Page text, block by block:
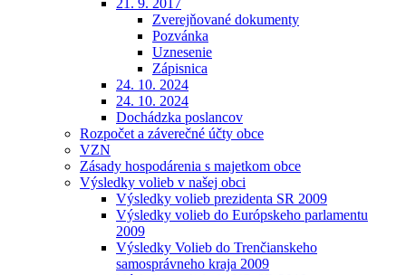
21. 9. 2017
Zverejňované dokumenty
Pozvánka
Uznesenie
Zápisnica
24. 10. 2024
24. 10. 2024
Dochádzka poslancov
Rozpočet a záverečné účty obce
VZN
Zásady hospodárenia s majetkom obce
Výsledky volieb v našej obci
Výsledky volieb prezidenta SR 2009
Výsledky volieb do Európskeho parlamentu
2009
Výsledky Volieb do Trenčianskeho
samosprávneho kraja 2009